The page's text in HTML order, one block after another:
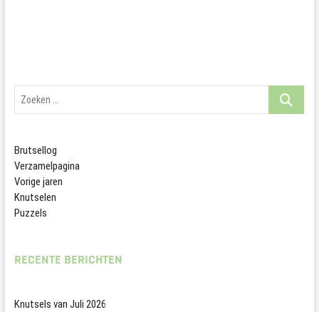
Zoeken
Brutsellog
Verzamelpagina
Vorige jaren
Knutselen
Puzzels
RECENTE BERICHTEN
Knutsels van Juli 2026